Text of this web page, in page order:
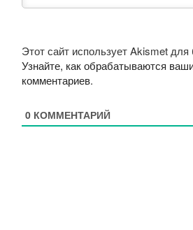
Этот сайт использует Akismet
Узнайте, как обрабатываются
комментариев.
0 КОММЕНТАРИЙ